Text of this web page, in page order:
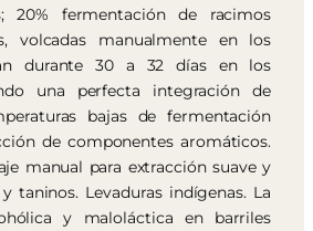
20% fermentación de racimos
volcadas manualmente en los
durante 30 a 32 días en los
una perfecta integración de
bajas de fermentación
de componentes aromáticos.
manual para extracción suave y
taninos. Levaduras indígenas. La
y maloláctica en barriles